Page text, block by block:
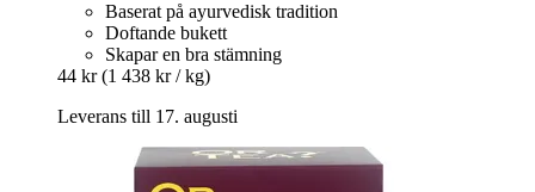
Baserat på ayurvedisk tradition
Doftande bukett
Skapar en bra stämning
44 kr (1 438 kr / kg)
Leverans till 17. augusti